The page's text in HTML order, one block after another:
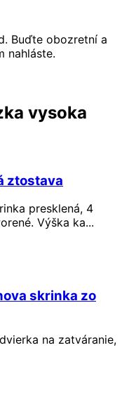
Buďte obozretní a
nahláste.
vysoka
ztostava
presklená, 4
Výška ka...
skrinka zo
na zatváranie,